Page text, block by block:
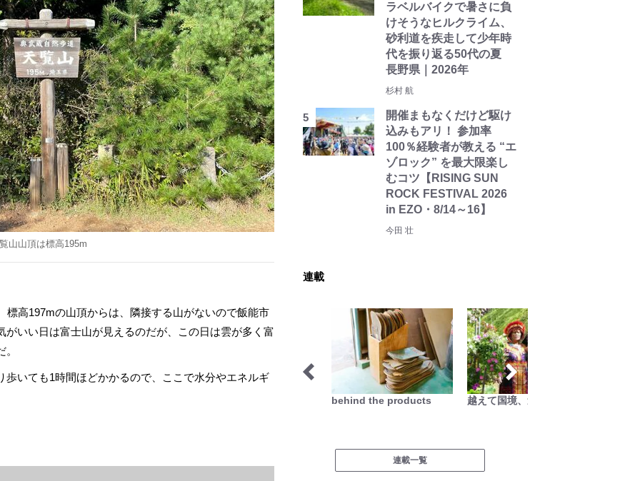
山山頂は標高195m
高197mの山頂からは、隣接する山がないので飯能市
いい日は富士山が見えるのだが、この日は雲が多く富
いても1時間ほどかかるので、ここで水分やエネルギ
ラベルバイクで暑さに負
けそうなヒルクライム、
砂利道を疾走して少年時
代を振り返る50代の夏
長野県｜2026年
杉村 航
開催まもなくだけど駆け
込みもアリ！ 参加率
100％経験者が教える “エ
ゾロック” を最大限楽し
むコツ【RISING SUN
ROCK FESTIVAL 2026
in EZO・8/14～16】
今田 壮
連載
behind the products 越えて国境、迷ってアジア
連載一覧